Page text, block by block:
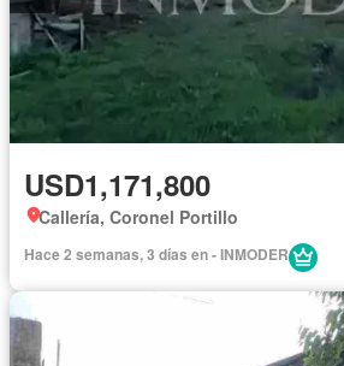
USD1,171,800
Callería, Coronel Portillo
Hace 2 semanas, 3 días en - INMODER